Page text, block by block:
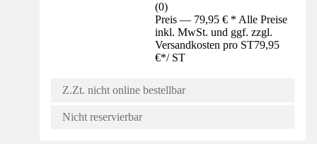
(0)
Preis — 79,95 € * Alle Preise
inkl. MwSt. und ggf. zzgl.
Versandkosten pro ST79,95
€*/ ST
Z.Zt. nicht online bestellbar
Nicht reservierbar